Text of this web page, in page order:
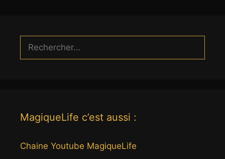
MagiqueLife c’est aussi :
Chaine Youtube MagiqueLife